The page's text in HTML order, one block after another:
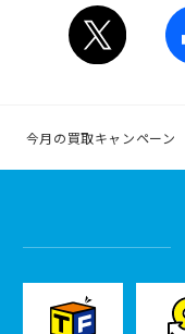
今月の買取キャンペーン